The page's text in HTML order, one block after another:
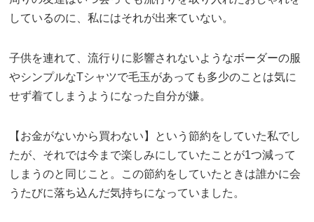
しているのに、私にはそれが出来ていない。
子供を連れて、流行りに影響されないようなボーダーの服
やシンプルなTシャツで毛玉があっても多少のことは気に
せず着てしまうようになった自分が嫌。
【お金がないから買わない】という節約をしていた私でし
たが、それでは今まで楽しみにしていたことが1つ減って
しまうのと同じこと。この節約をしていたときは誰かに会
うたびに落ち込んだ気持ちになっていました。